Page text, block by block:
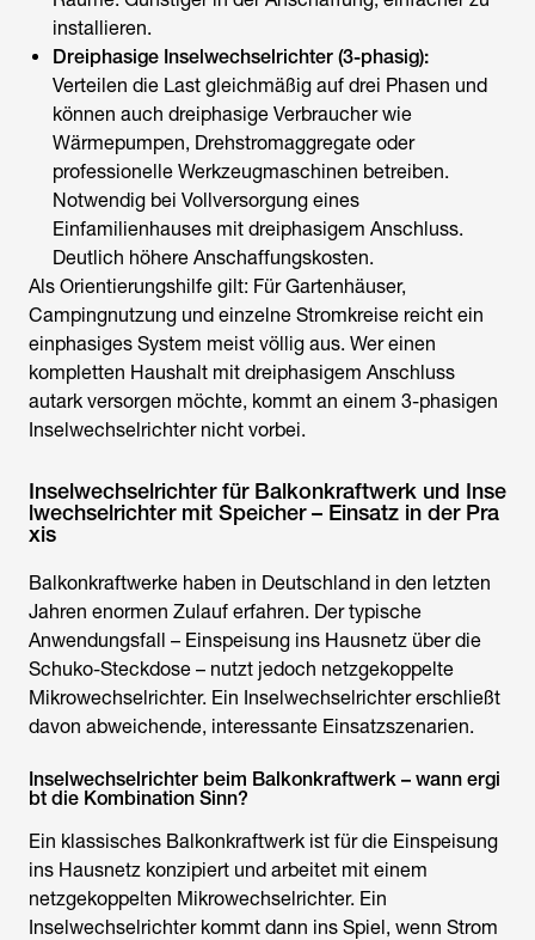
installieren.
Dreiphasige Inselwechselrichter (3-phasig):
Verteilen die Last gleichmäßig auf drei Phasen und
können auch dreiphasige Verbraucher wie
Wärmepumpen, Drehstromaggregate oder
professionelle Werkzeugmaschinen betreiben.
Notwendig bei Vollversorgung eines
Einfamilienhauses mit dreiphasigem Anschluss.
Deutlich höhere Anschaffungskosten.
Als Orientierungshilfe gilt: Für Gartenhäuser,
Campingnutzung und einzelne Stromkreise reicht ein
einphasiges System meist völlig aus. Wer einen
kompletten Haushalt mit dreiphasigem Anschluss
autark versorgen möchte, kommt an einem 3-phasigen
Inselwechselrichternicht vorbei.
Inselwechselrichter für Balkonkraftwerk und Inse
lwechselrichter mit Speicher – Einsatz in der Pra
xis
Balkonkraftwerke haben in Deutschland in den letzten
Jahren enormen Zulauf erfahren. Der typische
Anwendungsfall – Einspeisung ins Hausnetz über die
Schuko-Steckdose – nutzt jedoch netzgekoppelte
Mikrowechselrichter. Ein Inselwechselrichtererschließt
davon abweichende, interessante Einsatzszenarien.
Inselwechselrichter beim Balkonkraftwerk – wann ergi
bt die Kombination Sinn?
Ein klassisches Balkonkraftwerk ist für die Einspeisung
ins Hausnetz konzipiert und arbeitet mit einem
netzgekoppelten Mikrowechselrichter. Ein
Inselwechselrichter kommt dann ins Spiel, wenn Strom